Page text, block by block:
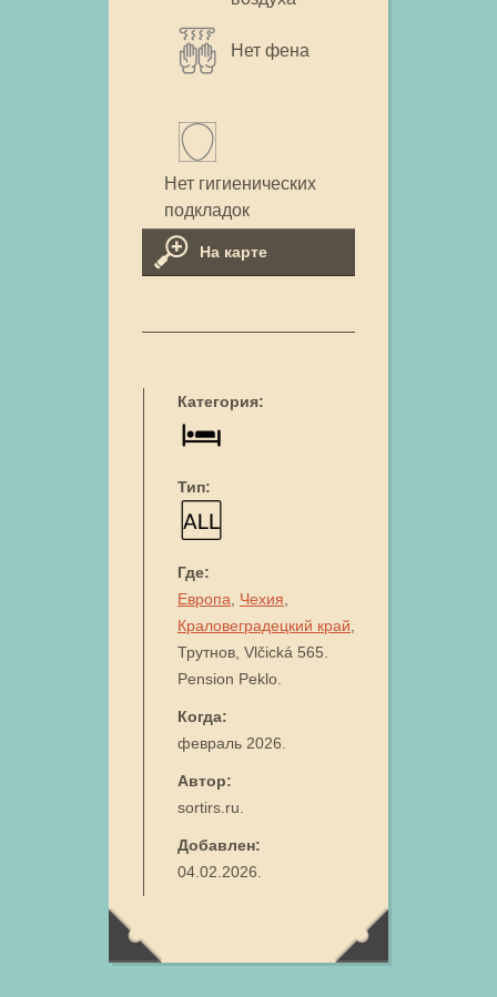
Нет фена
Нет гигиенических
подкладок
На карте
Категория:
Тип:
Где:
Европа
Чехия
Краловеградецкий край
Трутнов, Vlčická 565.
Pension Peklo.
Когда:
февраль 2026.
Автор:
sortirs.ru.
Добавлен:
04.02.2026.